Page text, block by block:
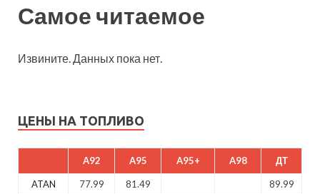
Самое читаемое
Извините. Данных пока нет.
ЦЕНЫ НА ТОПЛИВО
A92 A95 A95+ A98 ДТ
ATAN 77.99 81.49
89.99